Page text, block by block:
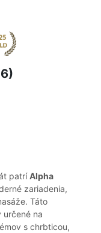
patríAlpha
zariadenia,
Táto
určené na
s chrbticou,